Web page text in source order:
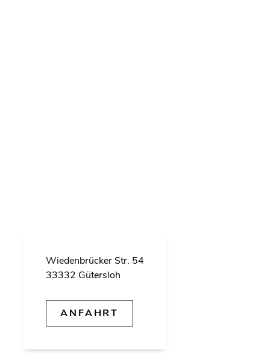
Wie­den­brü­cker Str. 54
33332 Gü­ters­loh
AN­FAHRT